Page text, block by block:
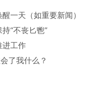
一天（如重要新闻）
“不丧匕鬯”
进工作
了我什么？